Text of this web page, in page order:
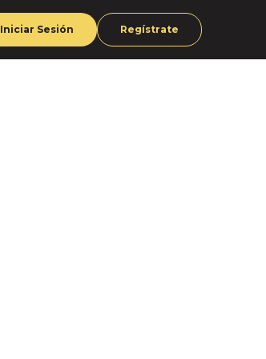
Iniciar Sesión Regístrate